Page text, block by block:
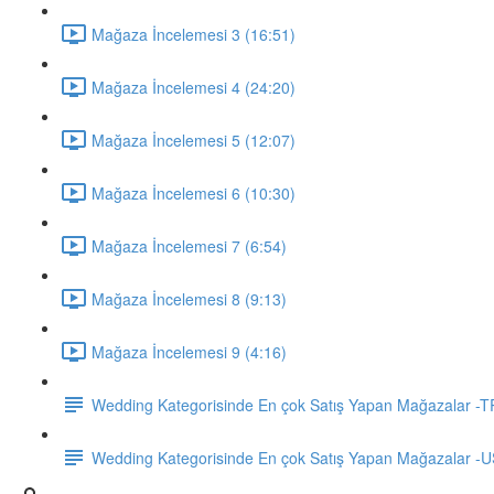
Mağaza İncelemesi 3 (16:51)
Mağaza İncelemesi 4 (24:20)
Mağaza İncelemesi 5 (12:07)
Mağaza İncelemesi 6 (10:30)
Mağaza İncelemesi 7 (6:54)
Mağaza İncelemesi 8 (9:13)
Mağaza İncelemesi 9 (4:16)
Wedding Kategorisinde En çok Satış Yapan Mağazalar -
Wedding Kategorisinde En çok Satış Yapan Mağazalar -